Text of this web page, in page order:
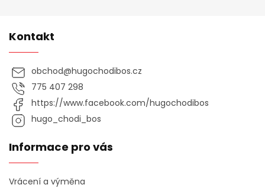
Kontakt
obchod@hugochodibos.cz
775 407 298
https://www.facebook.com/hugochodibos
hugo_chodi_bos
Informace pro vás
Vrácení a výměna